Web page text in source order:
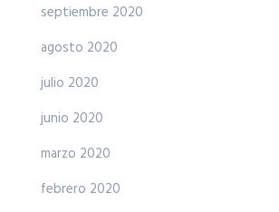
septiembre 2020
agosto 2020
julio 2020
junio 2020
marzo 2020
febrero 2020